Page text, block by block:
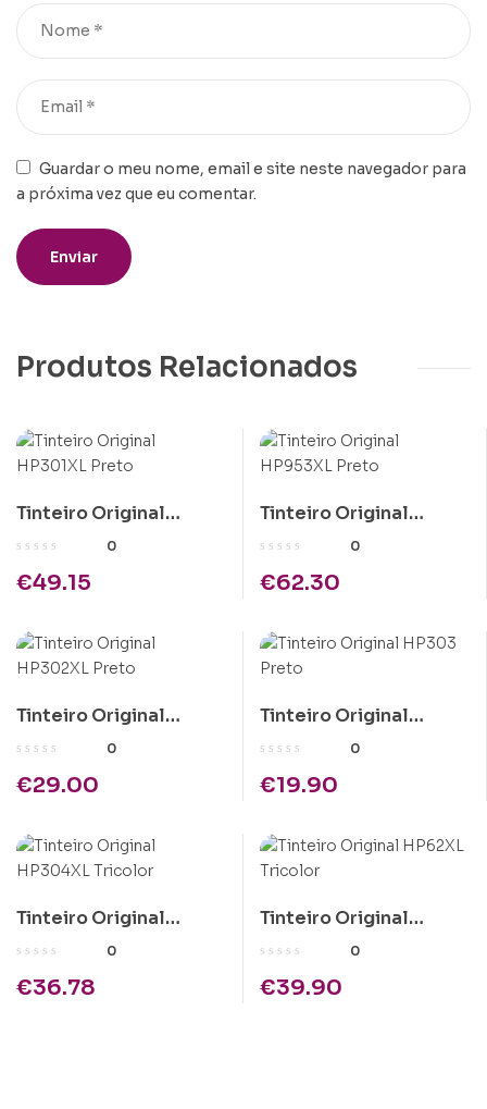
Guardar o meu nome, email e site neste navegador para
a próxima vez que eu comentar.
Produtos Relacionados
Tinteiro Original
HP301XL Preto
0
€49.15
Tinteiro Original
HP953XL Preto
0
€62.30
Tinteiro Original
HP302XL Preto
0
€29.00
Tinteiro Original
HP303 Preto
0
€19.90
Tinteiro Original
HP304XL Tricolor
0
€36.78
Tinteiro Original
HP62XL Tricolor
0
€39.90